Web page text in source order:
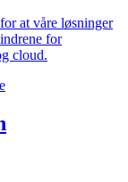
at våre løsninger
for
cloud.